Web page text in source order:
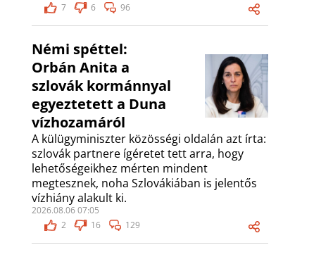
7
6 96
Némi spéttel:
Orbán Anita a
szlovák kormánnyal
egyeztetett a Duna
vízhozamáról
A külügyminiszter közösségi oldalán azt írta:
szlovák partnere ígéretet tett arra, hogy
lehetőségeikhez mérten mindent
megtesznek, noha Szlovákiában is jelentős
vízhiány alakult ki.
2026.08.06 07:05
2
16 129